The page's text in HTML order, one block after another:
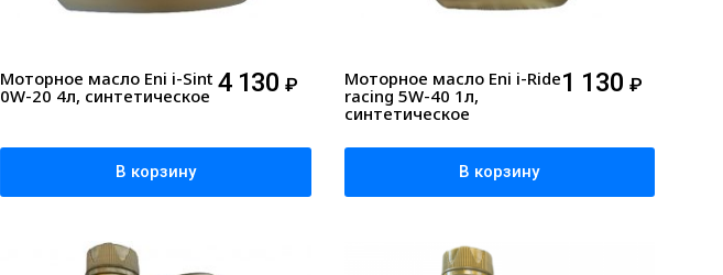
Моторное масло Eni i-Sint
0W-20 4л, синтетическое 4 130₽
В корзину
Моторное масло Eni i-Ride
racing 5W-40 1л,
синтетическое
1 130 ₽
В корзину